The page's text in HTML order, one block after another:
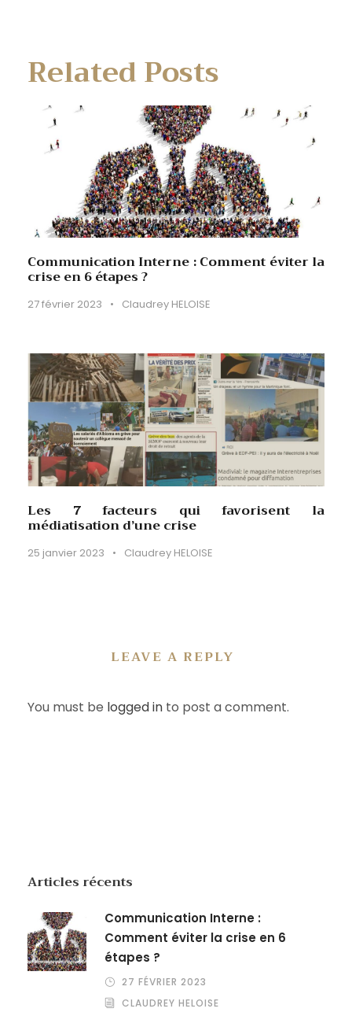
Related Posts
Communication Interne : Comment éviter la
crise en 6 étapes ?
27 février 2023 • Claudrey HELOISE
Les 7 facteurs qui favorisent la
médiatisation d’une crise
25 janvier 2023 • Claudrey HELOISE
LEAVE A REPLY
You must be logged in to post a comment.
Articles récents
Communication Interne :
Comment éviter la crise en 6
étapes ?
27 FÉVRIER 2023
CLAUDREY HELOISE